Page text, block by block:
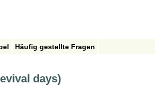
Häufig gestellte Fragen
days)